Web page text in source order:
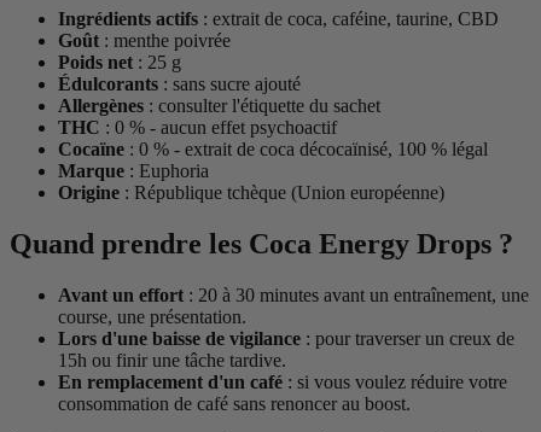
Ingrédients actifs : extrait de coca, caféine, taurine, CBD
Goût : menthe poivrée
Poids net : 25 g
Édulcorants : sans sucre ajouté
Allergènes : consulter l'étiquette du sachet
THC : 0 % - aucun effet psychoactif
Cocaïne : 0 % - extrait de coca décocaïnisé, 100 % légal
Marque : Euphoria
Origine : République tchèque (Union européenne)
Quand prendre les Coca Energy Drops ?
Avant un effort : 20 à 30 minutes avant un entraînement, une
course, une présentation.
Lors d'une baisse de vigilance : pour traverser un creux de
15h ou finir une tâche tardive.
En remplacement d'un café : si vous voulez réduire votre
consommation de café sans renoncer au boost.